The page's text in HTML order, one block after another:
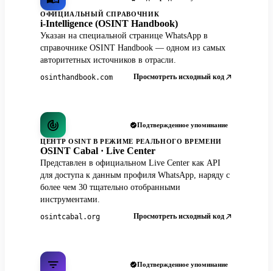
ОФИЦИАЛЬНЫЙ СПРАВОЧНИК
i-Intelligence (OSINT Handbook)
Указан на специальной странице WhatsApp в
справочнике OSINT Handbook — одном из самых
авторитетных источников в отрасли.
osinthandbook.com Просмотреть исходный код
Подтвержденное упоминание
ЦЕНТР OSINT В РЕЖИМЕ РЕАЛЬНОГО ВРЕМЕНИ
OSINT Cabal · Live Center
Представлен в официальном Live Center как API
для доступа к данным профиля WhatsApp, наряду с
более чем 30 тщательно отобранными
инструментами.
osintcabal.org Просмотреть исходный код
Подтвержденное упоминание